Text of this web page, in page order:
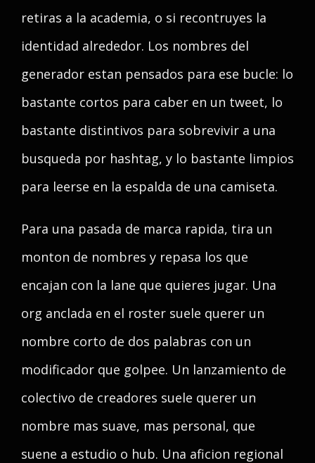
retiras a la academia, o si recontruyes la
identidad alrededor. Los nombres del
generador estan pensados para ese bucle: lo
bastante cortos para caber en un tweet, lo
bastante distintivos para sobrevivir a una
busqueda por hashtag, y lo bastante limpios
para leerse en la espalda de una camiseta.
Para una pasada de marca rapida, tira un
monton de nombres y repasa los que
encajan con la lane que quieres jugar. Una
org anclada en el roster suele querer un
nombre corto de dos palabras con un
modificador que golpee. Un lanzamiento de
colectivo de creadores suele querer un
nombre mas suave, mas personal, que
suene a estudio o hub. Una aficion regional